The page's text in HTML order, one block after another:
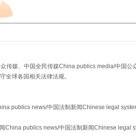
正式实施
传媒、中国全民传媒China publics media/中国
全球各国相关法律法规。
publics news/中国法制新闻Chinese legal
publics news/中国法制新闻Chinese legal